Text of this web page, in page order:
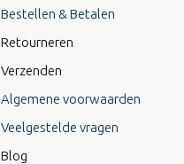
Bestellen & Betalen
Retourneren
Verzenden
Algemene voorwaarden
Veelgestelde vragen
Blog